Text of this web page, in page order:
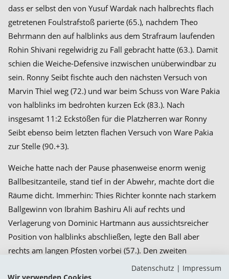
dass er selbst den von Yusuf Wardak nach halbrechts flach
getretenen Foulstrafstoß parierte (65.), nachdem Theo
Behrmann den auf halblinks aus dem Strafraum laufenden
Rohin Shivani regelwidrig zu Fall gebracht hatte (63.). Damit
schien die Weiche-Defensive inzwischen unüberwindbar zu
sein. Ronny Seibt fischte auch den nächsten Versuch von
Marvin Thiel weg (72.) und war beim Schuss von Ware Pakia
von halblinks im bedrohten kurzen Eck (83.). Nach
insgesamt 11:2 Eckstößen für die Platzherren war Ronny
Seibt ebenso beim letzten flachen Versuch von Ware Pakia
zur Stelle (90.+3).
Weiche hatte nach der Pause phasenweise enorm wenig
Ballbesitzanteile, stand tief in der Abwehr, machte dort die
Räume dicht. Immerhin: Thies Richter konnte nach starkem
Ballgewinn von Ibrahim Bashiru Ali auf rechts und
Verlagerung von Dominic Hartmann aus aussichtsreicher
Position von halblinks abschließen, legte den Ball aber
rechts am langen Pfosten vorbei (57.). Den zweiten
Flensburger Eckstoß köpfte Marshall Faleu knapp über das
Datenschutz | Impressum
Wir verwenden Cookies